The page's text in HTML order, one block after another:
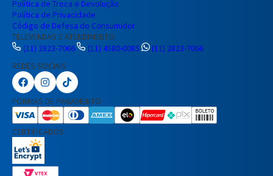
Política de Troca e Devolução
Política de Privacidade
Código de Defesa do Consumidor
TELEVENDAS E ATENDIMENTO
(11) 2823-7066
(11) 4580-0085
(11) 2823-7066
REDES SOCIAIS
FORMAS DE PAGAMENTO
CERTIFICADOS
Nome Completo